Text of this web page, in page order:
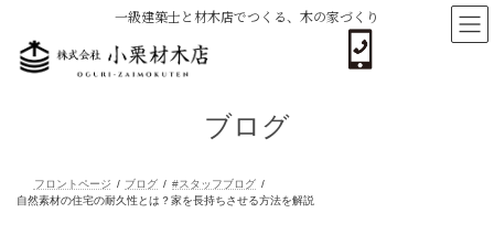
一級建築士と材木店でつくる、木の家づくり
ブログ